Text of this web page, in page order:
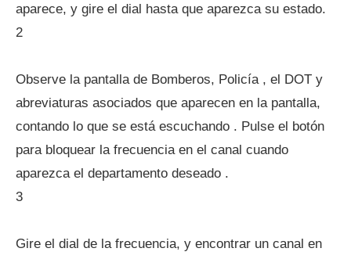
aparece, y gire el dial hasta que aparezca su estado.
2
Observe la pantalla de Bomberos, Policía , el DOT y
abreviaturas asociados que aparecen en la pantalla,
contando lo que se está escuchando . Pulse el botón
para bloquear la frecuencia en el canal cuando
aparezca el departamento deseado .
3
Gire el dial de la frecuencia, y encontrar un canal en